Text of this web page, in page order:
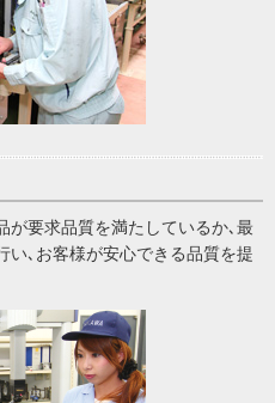
が要求品質を満たしているか､最
い､お客様が安心できる品質を提